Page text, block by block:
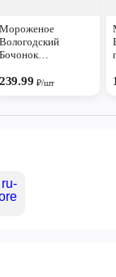
Мороженое
Вологодский
Бочонок
шоколадное
239.99 ₽/шт